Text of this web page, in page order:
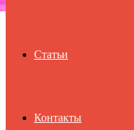
Статьи
Контакты